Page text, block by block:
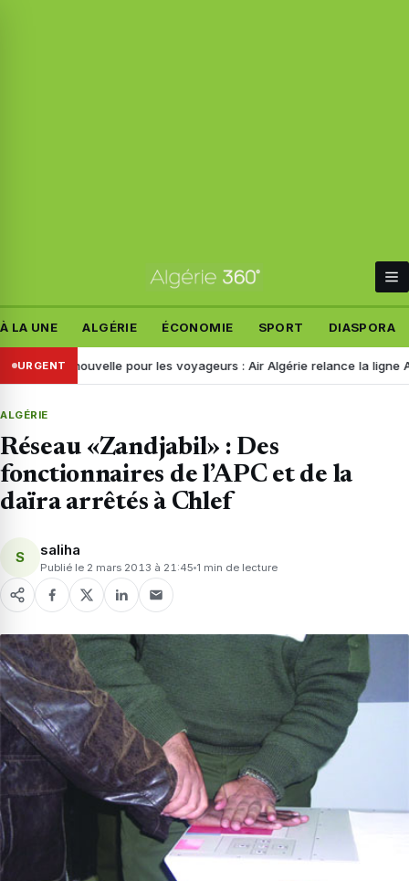
À LA UNE ALGÉRIE ÉCONOMIE SPORT DIASPORA
URGENT
nouvelle pour les voyageurs : Air Algérie relance la ligne
ALGÉRIE
Réseau «Zandjabil» : Des
fonctionnaires de l’APC et de la
daïra arrêtés à Chlef
S saliha
Publié le 2 mars 2013 à 21:45 1 min de lecture